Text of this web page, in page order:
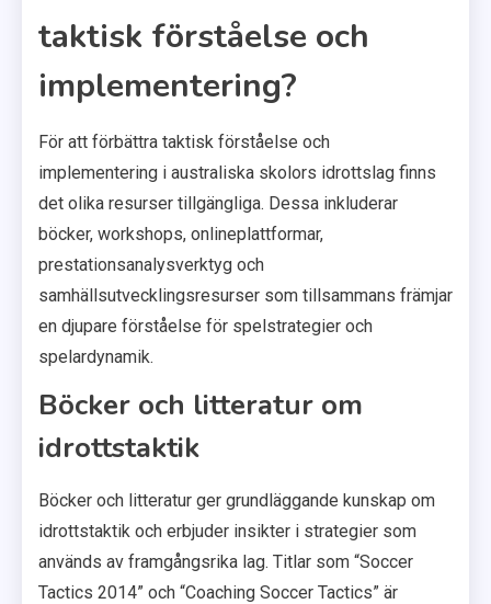
taktisk förståelse och
implementering?
För att förbättra taktisk förståelse och
implementering i australiska skolors idrottslag finns
det olika resurser tillgängliga. Dessa inkluderar
böcker, workshops, onlineplattformar,
prestationsanalysverktyg och
samhällsutvecklingsresurser som tillsammans främjar
en djupare förståelse för spelstrategier och
spelardynamik.
Böcker och litteratur om
idrottstaktik
Böcker och litteratur ger grundläggande kunskap om
idrottstaktik och erbjuder insikter i strategier som
används av framgångsrika lag. Titlar som “Soccer
Tactics 2014” och “Coaching Soccer Tactics” är